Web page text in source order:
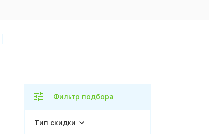
Фильтр подбора
Тип скидки